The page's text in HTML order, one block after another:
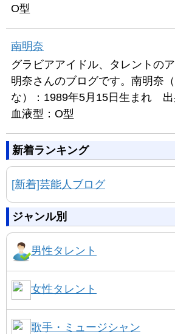
O型
南明奈
グラビアアイドル、タレントの
明奈さんのブログです。南明奈
な）：1989年5月15日生まれ
血液型：O型
新着ランキング
[新着]芸能人ブログ
ジャンル別
男性タレント
女性タレント
歌手・ミュージシャン